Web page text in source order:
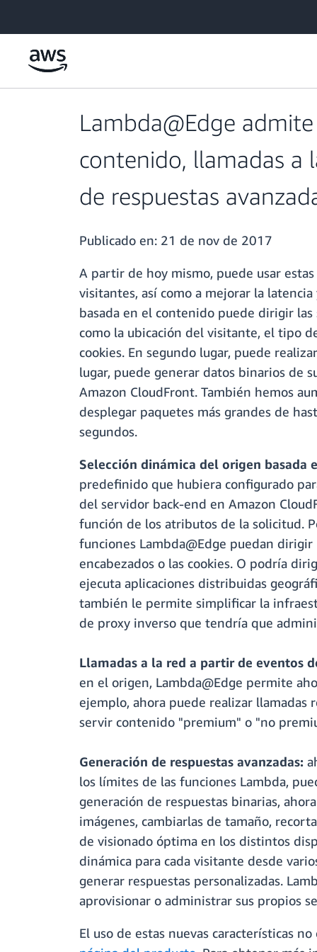
Lambda@Edge
contenido, llamadas a
de respuestas
Publicado en: 21 de nov de 2017
A partir de hoy mismo, puede usar
visitantes, así como a mejorar la
basada en el contenido puede dirigir
como la ubicación del visitante, el tipo
cookies. En segundo lugar, puede
lugar, puede generar datos binarios de
Amazon CloudFront. También hemos
desplegar paquetes más grandes de
segundos.
Selección dinámica del origen basada
predefinido que hubiera configurado
del servidor back-end en Amazon
función de los atributos de la solicitud.
funciones Lambda@Edge puedan
encabezados o las cookies. O podría
ejecuta aplicaciones distribuidas
también le permite simplificar la
de proxy inverso que tendría que
Llamadas a la red a partir de eventos
en el origen, Lambda@Edge permite
ejemplo, ahora puede realizar llamadas
servir contenido "premium" o "no
Generación de respuestas avanzadas:
los límites de las funciones Lambda,
generación de respuestas binarias,
imágenes, cambiarlas de tamaño,
de visionado óptima en los distintos
dinámica para cada visitante desde
generar respuestas personalizadas.
aprovisionar o administrar sus propios
El uso de estas nuevas características